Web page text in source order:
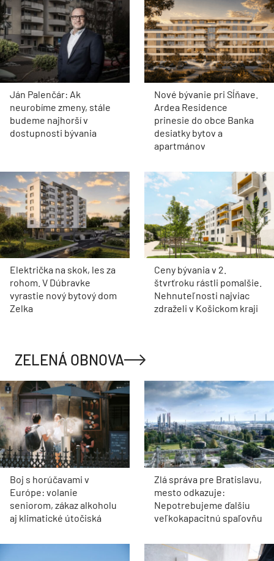
Ján Palenčár: Ak
neurobíme zmeny, stále
budeme najhorší v
dostupnosti bývania
Nové bývanie pri Sĺňave.
Ardea Residence
prinesie do obce Banka
desiatky bytov a
apartmánov
Električka na skok, les za
rohom. V Dúbravke
vyrastie nový bytový dom
Zelka
Ceny bývania v 2.
štvrťroku rástli pomalšie.
Nehnuteľnosti najviac
zdraželi v Košickom kraji
ZELENÁ OBNOVA
Boj s horúčavami v
Európe: volanie
seniorom, zákaz alkoholu
aj klimatické útočiská
Zlá správa pre Bratislavu,
mesto odkazuje:
Nepotrebujeme ďalšiu
veľkokapacitnú spaľovňu